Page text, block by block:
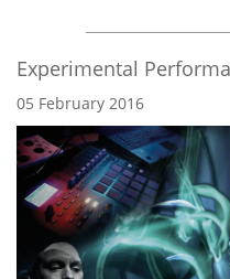
Experimental
05 February 2016